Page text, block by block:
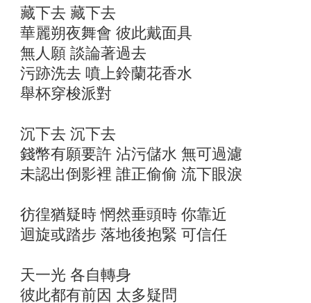
藏下去 藏下去
華麗朔夜舞會 彼此戴面具
無人願 談論著過去
污跡洗去 噴上鈴蘭花香水
舉杯穿梭派對
沉下去 沉下去
錢幣有願要許 沾污儲水 無可過濾
未認出倒影裡 誰正偷偷 流下眼淚
彷徨猶疑時 惘然垂頭時 你靠近
迴旋或踏步 落地後抱緊 可信任
天一光 各自轉身
彼此都有前因 太多疑問